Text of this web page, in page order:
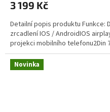
3 199 Kč
Detailní popis produktu Funkce:
zrcadlení IOS / AndroidIOS
projekci mobilního telefonu2Din
Novinka